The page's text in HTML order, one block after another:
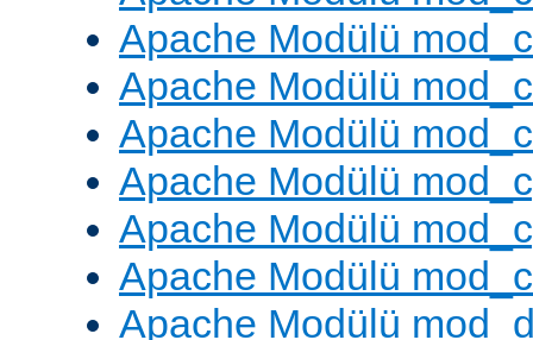
Apache Modülü
Apache Modülü
Apache Modülü
Apache Modülü
Apache Modülü
Apache Modülü
Apache Modülü